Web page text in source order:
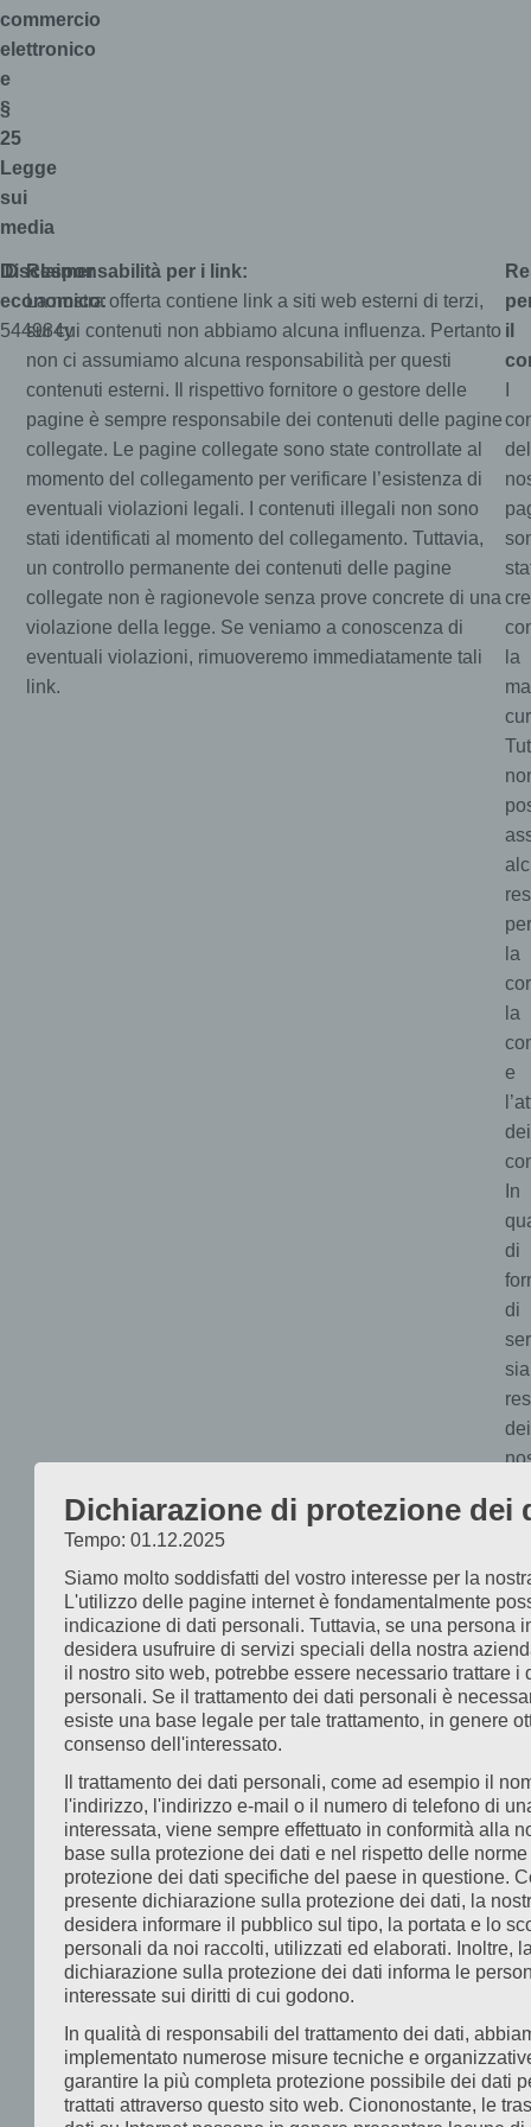
commercio
elettronico
e
§
25
Legge
sui
media
ID
economico:
544984y
Disclaimer
Responsabilità per i link:
La nostra offerta contiene link a siti web esterni di terzi,
sui cui contenuti non abbiamo alcuna influenza. Pertanto
non ci assumiamo alcuna responsabilità per questi
contenuti esterni. Il rispettivo fornitore o gestore delle
pagine è sempre responsabile dei contenuti delle pagine
collegate. Le pagine collegate sono state controllate al
momento del collegamento per verificare l’esistenza di
eventuali violazioni legali. I contenuti illegali non sono
stati identificati al momento del collegamento. Tuttavia,
un controllo permanente dei contenuti delle pagine
collegate non è ragionevole senza prove concrete di una
violazione della legge. Se veniamo a conoscenza di
eventuali violazioni, rimuoveremo immediatamente tali
link.
il
la
per
la
la
e
dei
In
di
di
dei
su
ai
5
Ai
die
§ 5
a
Dichiarazione di protezione dei
Tempo: 01.12.2025
Siamo molto soddisfatti del vostro interesse per la
L'utilizzo delle pagine internet è fondamentalmente
indicazione di dati personali. Tuttavia, se una persona
desidera usufruire di servizi speciali della nostra
il nostro sito web, potrebbe essere necessario trattare i
personali. Se il trattamento dei dati personali è
esiste una base legale per tale trattamento, in genere
consenso dell'interessato.
Il trattamento dei dati personali, come ad esempio il
l'indirizzo, l'indirizzo e-mail o il numero di telefono di
interessata, viene sempre effettuato in conformità alla
base sulla protezione dei dati e nel rispetto delle
protezione dei dati specifiche del paese in questione.
presente dichiarazione sulla protezione dei dati, la
desidera informare il pubblico sul tipo, la portata e lo
personali da noi raccolti, utilizzati ed elaborati. Inoltre,
dichiarazione sulla protezione dei dati informa le
interessate sui diritti di cui godono.
In qualità di responsabili del trattamento dei dati,
implementato numerose misure tecniche e
garantire la più completa protezione possibile dei dati
trattati attraverso questo sito web. Ciononostante, le